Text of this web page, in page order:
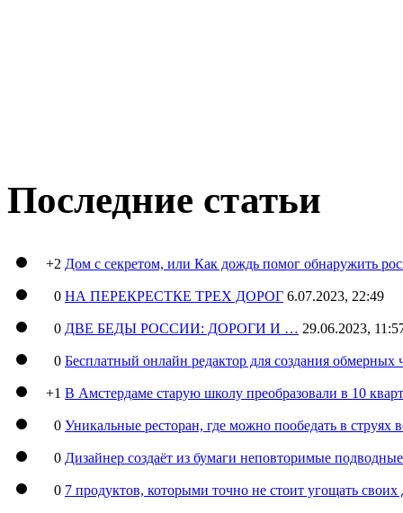
Последние статьи
+2 Дом с секретом, или Как дождь помог обнаружить
0 НА ПЕРЕКРЕСТКЕ ТРЕХ ДОРОГ 6.07.2023, 22:49
0 ДВЕ БЕДЫ РОССИИ: ДОРОГИ И … 29.06.2023,
0 Бесплатный онлайн редактор для создания обмерных
+1 В Амстердаме старую школу преобразовали в 10
0 Уникальные ресторан, где можно пообедать в струях
0 Дизайнер создаёт из бумаги неповторимые
0 7 продуктов, которыми точно не стоит угощать